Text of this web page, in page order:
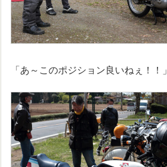
「あ～このポジション良いねぇ！！」